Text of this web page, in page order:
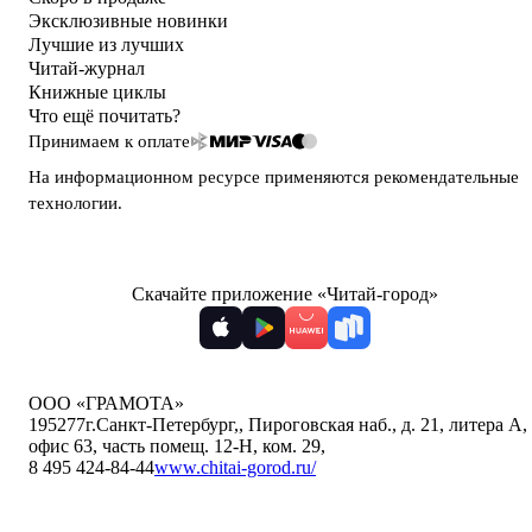
Эксклюзивные новинки
Лучшие из лучших
Читай-журнал
Книжные циклы
Что ещё почитать?
Принимаем к оплате
На информационном ресурсе применяются рекомендательные
технологии.
Скачайте приложение «Читай-город»
ООО «ГРАМОТА»
195277г.Санкт-Петербург,, Пироговская наб., д. 21, литера А,
офис 63, часть помещ. 12-Н, ком. 29,
8 495 424-84-44www.chitai-gorod.ru/